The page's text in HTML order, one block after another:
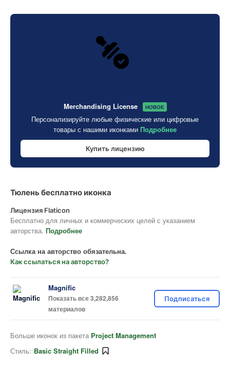
Merchandising License НОВОЕ
Персонализируйте любые физические или цифровые
товары с нашими иконками Подробнее
Купить лицензию
Тюлень бесплатно иконка
Лицензия Flaticon
Бесплатно для личных и коммерческих целей с указанием
авторства. Подробнее
Ссылка на авторство обязательна.
Как ссылаться на авторство?
Magnific
Показать все 3,282,856
материалов
Подписаться
Больше иконок из пакета Project Management
Стиль: Basic Straight Filled